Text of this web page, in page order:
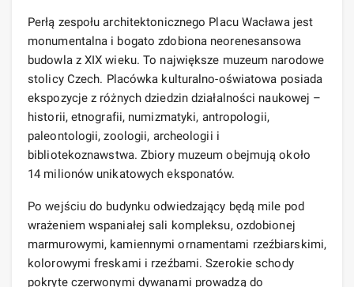
Perłą zespołu architektonicznego Placu Wacława jest
monumentalna i bogato zdobiona neorenesansowa
budowla z XIX wieku. To największe muzeum narodowe
stolicy Czech. Placówka kulturalno-oświatowa posiada
ekspozycje z różnych dziedzin działalności naukowej –
historii, etnografii, numizmatyki, antropologii,
paleontologii, zoologii, archeologii i
bibliotekoznawstwa. Zbiory muzeum obejmują około
14 milionów unikatowych eksponatów.
Po wejściu do budynku odwiedzający będą mile pod
wrażeniem wspaniałej sali kompleksu, ozdobionej
marmurowymi, kamiennymi ornamentami rzeźbiarskimi,
kolorowymi freskami i rzeźbami. Szerokie schody
pokryte czerwonymi dywanami prowadzą do